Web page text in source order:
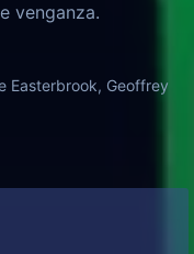
venganza.
Easterbrook, Geoffrey